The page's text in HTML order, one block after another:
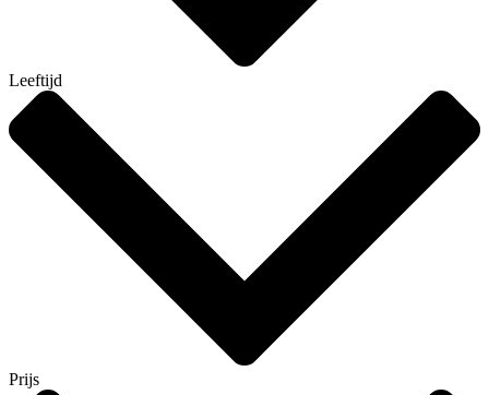
Leeftijd
Prijs